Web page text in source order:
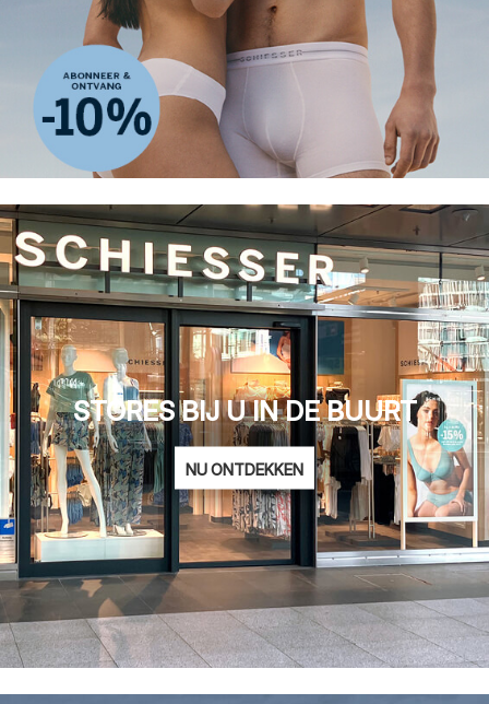
Damesmode
Herenmode
Kindermode
ADIDAS
Privacy Policy
STORES BIJ U IN DE BUURT
NU ONTDEKKEN